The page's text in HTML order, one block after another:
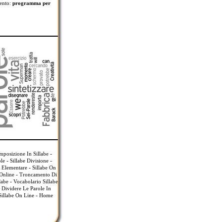
programma per
In Sillabe-
- Sillabe Divisione -
- Sillabe On
- Troncamento Di
- Vocabolario Sillabe
Dividere Le Parole In
On Line- Home